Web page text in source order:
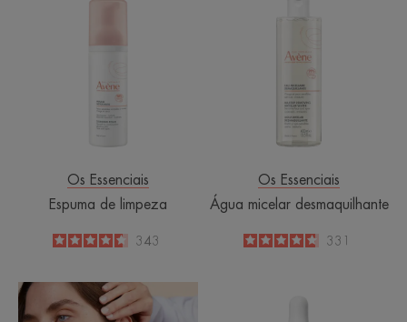
Os Essenciais
Espuma de limpeza
4.6
/
5
343
Os Essenciais
Água micelar desmaquilhante
4.7
/
5
331
Leite
de